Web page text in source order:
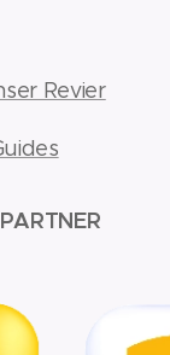
Revier